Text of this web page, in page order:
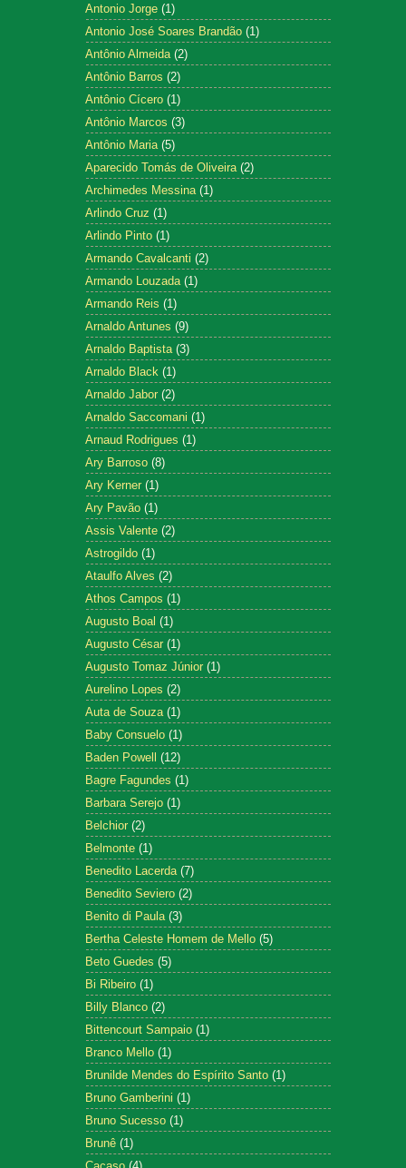
Antonio Jorge (1)
Antonio José Soares Brandão (1)
Antônio Almeida (2)
Antônio Barros (2)
Antônio Cícero (1)
Antônio Marcos (3)
Antônio Maria (5)
Aparecido Tomás de Oliveira (2)
Archimedes Messina (1)
Arlindo Cruz (1)
Arlindo Pinto (1)
Armando Cavalcanti (2)
Armando Louzada (1)
Armando Reis (1)
Arnaldo Antunes (9)
Arnaldo Baptista (3)
Arnaldo Black (1)
Arnaldo Jabor (2)
Arnaldo Saccomani (1)
Arnaud Rodrigues (1)
Ary Barroso (8)
Ary Kerner (1)
Ary Pavão (1)
Assis Valente (2)
Astrogildo (1)
Ataulfo Alves (2)
Athos Campos (1)
Augusto Boal (1)
Augusto César (1)
Augusto Tomaz Júnior (1)
Aurelino Lopes (2)
Auta de Souza (1)
Baby Consuelo (1)
Baden Powell (12)
Bagre Fagundes (1)
Barbara Serejo (1)
Belchior (2)
Belmonte (1)
Benedito Lacerda (7)
Benedito Seviero (2)
Benito di Paula (3)
Bertha Celeste Homem de Mello (5)
Beto Guedes (5)
Bi Ribeiro (1)
Billy Blanco (2)
Bittencourt Sampaio (1)
Branco Mello (1)
Brunilde Mendes do Espírito Santo (1)
Bruno Gamberini (1)
Bruno Sucesso (1)
Brunê (1)